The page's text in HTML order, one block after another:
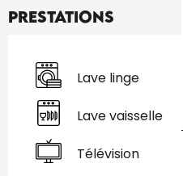
Prestations
Lave linge
Lave vaisselle
Télévision